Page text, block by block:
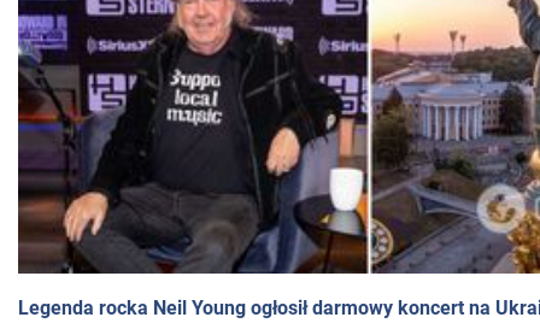
Legenda rocka Neil Young ogłosił darmowy koncert na